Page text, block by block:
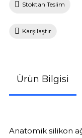
Stoktan Teslim
Karşılaştır
Ürün Bilgisi
Anatomik silikon